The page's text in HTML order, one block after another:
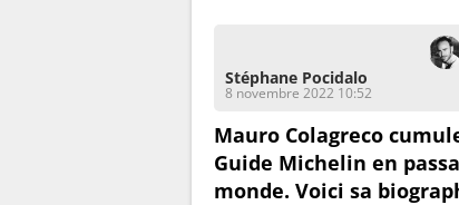
Stéphane Pocidalo
8 novembre 2022 10:52
Mauro Colagreco
Guide Michelin en
monde. Voici sa